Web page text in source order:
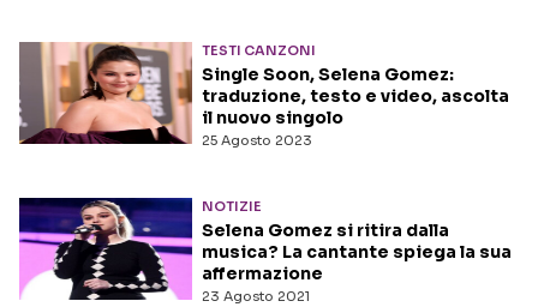
TESTI CANZONI
25 Agosto 2023
Single Soon, Selena Gomez:
traduzione, testo e video, ascolta
il nuovo singolo
NOTIZIE
23 Agosto 2021
Selena Gomez si ritira dalla
musica? La cantante spiega la sua
affermazione